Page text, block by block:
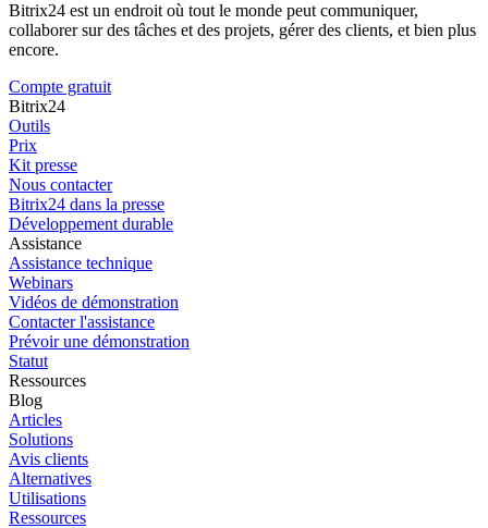
Bitrix24 est un endroit où tout le monde peut communiquer,
collaborer sur des tâches et des projets, gérer des clients, et bien plus
encore.
Compte gratuit
Bitrix24
Outils
Prix
Kit presse
Nous contacter
Bitrix24 dans la presse
Développement durable
Assistance
Assistance technique
Webinars
Vidéos de démonstration
Contacter l'assistance
Prévoir une démonstration
Statut
Ressources
Blog
Articles
Solutions
Avis clients
Alternatives
Utilisations
Ressources